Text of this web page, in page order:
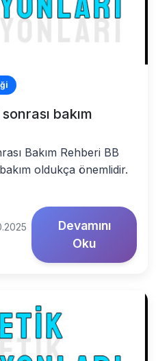
bakım
Bakım Rehberi BB
oldukça önemlidir.
Devamını
Oku